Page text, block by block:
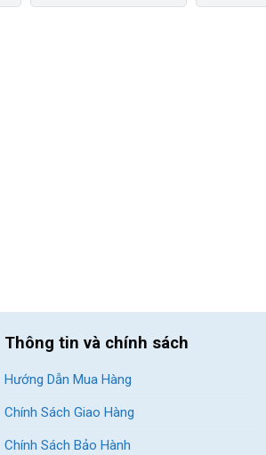
Thông tin và chính sách
Hướng Dẫn Mua Hàng
Chính Sách Giao Hàng
Chính Sách Bảo Hành